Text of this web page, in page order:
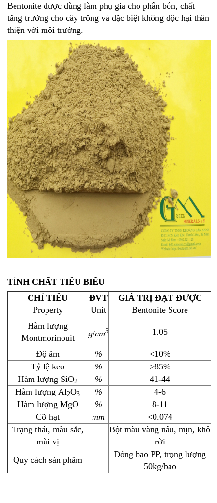
Bentonite được dùng làm phụ gia cho phân bón, chất
tăng trưởng cho cây trồng và đặc biệt không độc hại thân
thiện với môi trường.
TÍNH CHẤT TIÊU BIỂU
CHỈ TIÊU
Property
ĐVT
Unit
GIÁ TRỊ ĐẠT ĐƯỢC
Bentonite Score
Hàm lượng
Montmorinouit
g/cm3 1.05
Độ ẩm %
<10%
Tỷ lệ keo
%
>85%
Hàm lượng SiO2 %
41-44
Hàm lượng Al2O3 %
4-6
Hàm lượng MgO
%
8-11
Cỡ hạt
mm
<0.074
Trạng thái, màu sắc,
mùi vị
Bột màu vàng nâu, mịn, khô
rời
Quy cách sản phẩm
Đóng bao PP, trọng lượng
50kg/bao